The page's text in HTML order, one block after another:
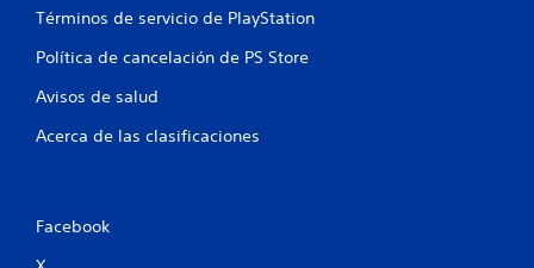
Términos de servicio de PlayStation
Política de cancelación de PS Store
Avisos de salud
Acerca de las clasificaciones
Facebook